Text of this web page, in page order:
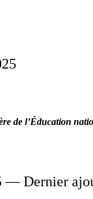
de l’Éducation
— Dernier